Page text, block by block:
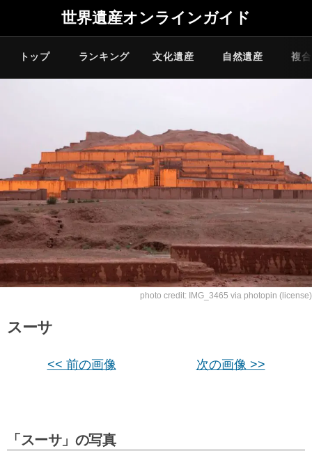
世界遺産オンラインガイド
トップ ランキング 文化遺産 自然遺産 複
photo credit: IMG_3465 via photopin (license)
スーサ
<< 前の画像 次の画像 >>
「スーサ」の写真